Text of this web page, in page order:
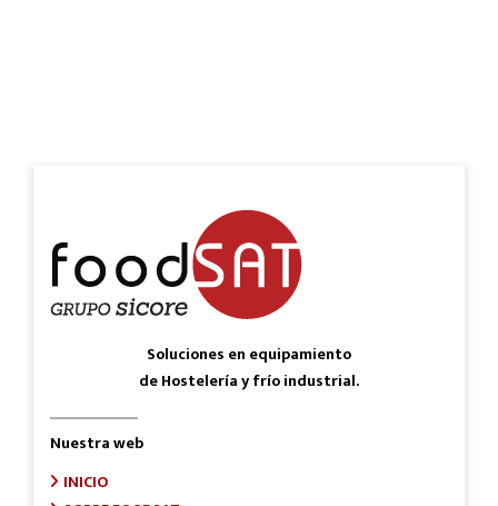
Soluciones en equipamiento
de Hostelería y frío industrial.
Nuestra web
INICIO